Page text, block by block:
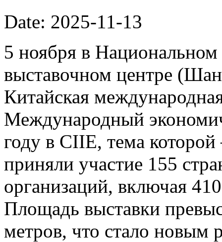
Date: 2025-11-13
5 ноября в
выставочном центре
Китайская
Международный
году в CIIE, тема
приняли участие 155
организаций, включая
Площадь выставки
метров, что стало новым